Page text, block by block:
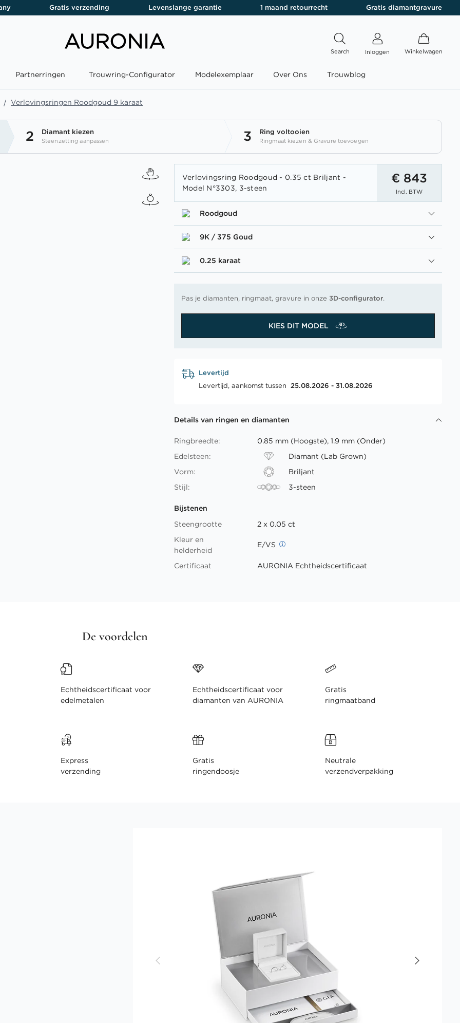
Gratis verzending Levenslange garantie 1 maand retourrecht Gratis diamantgravure
Search Inloggen Winkelwagen
Partnerringen Trouwring-Configurator Modelexemplaar Over Ons Trouwblog
Verlovingsringen Roodgoud 9 karaat
2 Diamant kiezen
Steenzetting aanpassen 3 Ring voltooien
Ringmaat kiezen & Gravure toevoegen
Verlovingsring Roodgoud - 0.35 ct Briljant -
Model N°3303, 3-steen
€ 843
Incl. BTW
Roodgoud
9K / 375 Goud
0.25 karaat
Pas je diamanten, ringmaat, gravure in onze3D-configurator.
KIES DIT MODEL
Levertijd
Levertijd, aankomst tussen 25.08.2026 - 31.08.2026
Details van ringen en diamanten
Ringbreedte:
0.85 mm (Hoogste), 1.9 mm (Onder)
Edelsteen:
Diamant (Lab Grown)
Vorm:
Briljant
Stijl:
3-steen
Bijstenen
Steengrootte
2 x 0.05 ct
Kleur en
helderheid
E/VS
Certificaat AURONIA Echtheidscertificaat
De voordelen
Echtheidscertificaat voor
edelmetalen
Echtheidscertificaat voor
diamanten van AURONIA
Gratis
ringmaatband
Express
verzending
Gratis
ringendoosje
Neutrale
verzendverpakking